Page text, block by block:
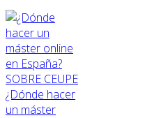
SOBRE CEUPE
¿Dónde hacer
un máster